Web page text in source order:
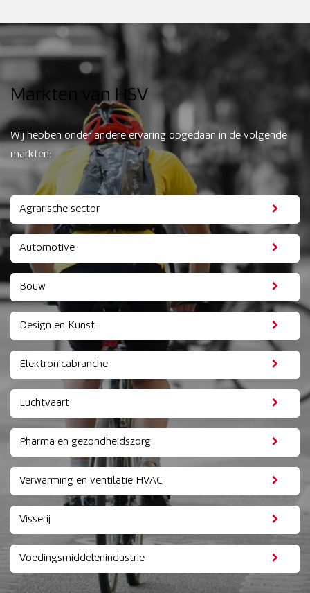
Markten van HSV
Wij hebben onder andere ervaring opgedaan in de volgende
markten:
Agrarische sector
Automotive
Bouw
Design en Kunst
Elektronicabranche
Luchtvaart
Pharma en gezondheidszorg
Verwarming en ventilatie HVAC
Visserij
Voedingsmiddelenindustrie